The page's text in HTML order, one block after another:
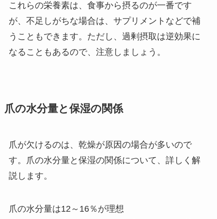
これらの栄養素は、食事から摂るのが一番です
が、不足しがちな場合は、サプリメントなどで補
うこともできます。ただし、過剰摂取は逆効果に
なることもあるので、注意しましょう。
爪の水分量と保湿の関係
爪が欠けるのは、乾燥が原因の場合が多いので
す。爪の水分量と保湿の関係について、詳しく解
説します。
爪の水分量は12～16％が理想